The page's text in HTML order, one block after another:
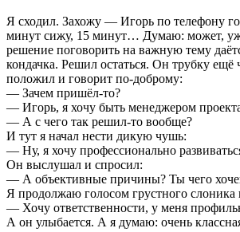
Я сходил. Захожу — Игорь по телефону
минут сижу, 15 минут… Думаю: может,
решение поговорить на важную тему
кондачка. Решил остаться. Он трубку ещё
положил и говорит по-доброму:
— Зачем пришёл-то?
— Игорь, я хочу быть менеджером
— А с чего так решил-то вообще?
И тут я начал нести дикую чушь:
— Ну, я хочу профессионально
Он выслушал и спросил:
— А объективные причины? Ты чего
Я продолжаю голосом грустного слоника
— Хочу ответственности, у меня
А он улыбается. А я думаю: очень